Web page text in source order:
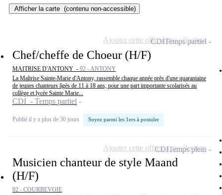
Afficher la carte (contenu non-accessible)
Chef/cheffe de Choeur (H/F)
MAITRISE D'ANTONY - 92 - ANTONY
La Maîtrise Sainte-Marie d'Antony, rassemble chaque année près d'une quarantaine
de jeunes chanteurs âgés de 11 à 18 ans, pour une part importante scolarisés au
collège et lycée Sainte Marie...
CDI - Temps partiel
Publié il y a plus de 30 jours Soyez parmi les 1ers à postuler
CDITemps partiel
Ajouter cette offre à ma sélection
Musicien chanteur de style Maand
(H/F)
92 - COURBEVOIE
CDITemps plein
Ajouter cette offre à ma sélection